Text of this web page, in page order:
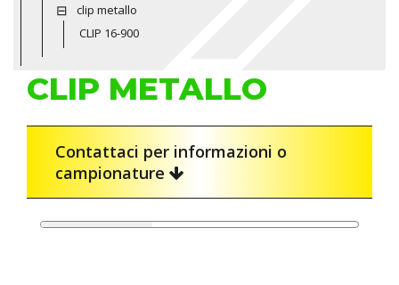
clip metallo
CLIP 16-900
CLIP METALLO
Contattaci per informazioni o
campionature